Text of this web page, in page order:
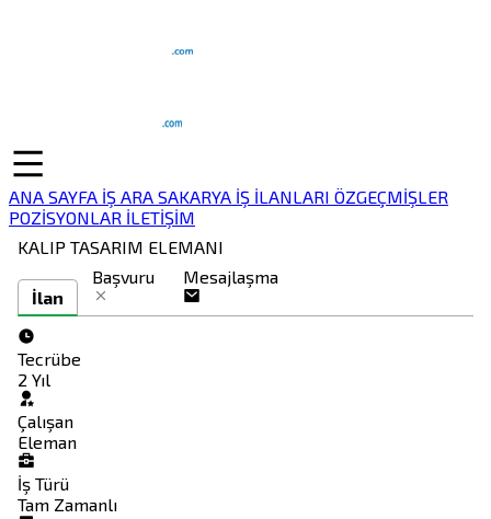
ANA SAYFA İŞ ARA SAKARYA İŞ İLANLARI ÖZGEÇMİŞLER
POZİSYONLAR İLETİŞİM
KALIP TASARIM ELEMANI
İlan
Başvuru Mesajlaşma
Tecrübe
2 Yıl
Çalışan
Eleman
İş Türü
Tam Zamanlı